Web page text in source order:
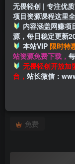
首页 创业课程 会
此内容为付费阅读，
免费
付费阅读
无畏轻创 | 专注优
项目资源课程这里
内容涵盖网赚项
源，每日稳定更新
本站VIP 限时特
站资源免费下载，
无畏轻创开放加
台， 站长微信：